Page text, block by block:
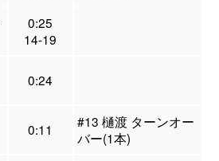
0:25
14-19
0:24
0:11
#13 樋渡 ターンオー
バー(1本)